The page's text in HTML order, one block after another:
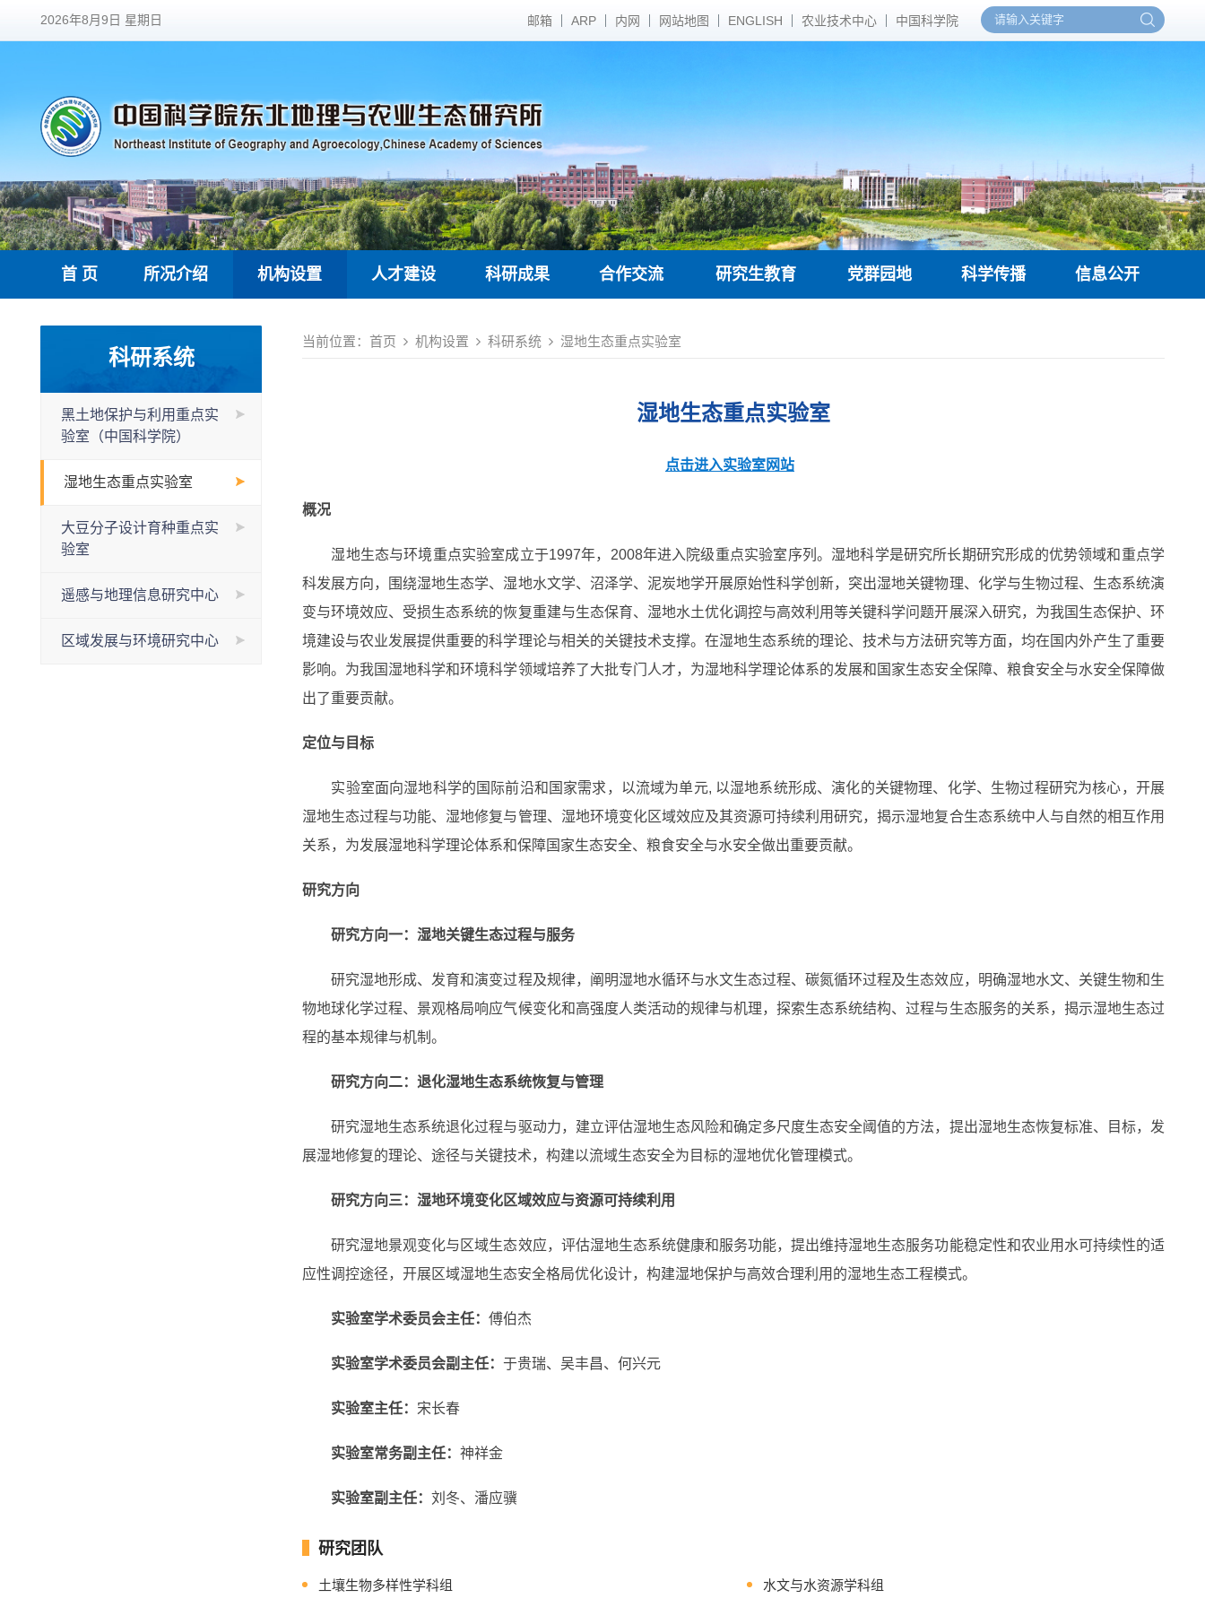
2026年8月9日 星期日 邮箱 ARP 内网 网站地图 ENGLISH 农业技术中心 中国科学院
首 页 所况介绍 机构设置 人才建设 科研成果 合作交流 研究生教育 党群园地 科学传播 信息公开
科研系统
黑土地保护与利用重点实
验室（中国科学院）
湿地生态重点实验室
大豆分子设计育种重点实
验室
遥感与地理信息研究中心
区域发展与环境研究中心
当前位置： 首页 机构设置 科研系统 湿地生态重点实验室
湿地生态重点实验室
点击进入实验室网站
概况
湿地生态与环境重点实验室成立于1997年，2008年进入院级重点实验室序列。湿地科学是研究所长期研究形成的优势领域和重点学
科发展方向，围绕湿地生态学、湿地水文学、沼泽学、泥炭地学开展原始性科学创新，突出湿地关键物理、化学与生物过程、生态系统演
变与环境效应、受损生态系统的恢复重建与生态保育、湿地水土优化调控与高效利用等关键科学问题开展深入研究，为我国生态保护、环
境建设与农业发展提供重要的科学理论与相关的关键技术支撑。在湿地生态系统的理论、技术与方法研究等方面，均在国内外产生了重要
影响。为我国湿地科学和环境科学领域培养了大批专门人才，为湿地科学理论体系的发展和国家生态安全保障、粮食安全与水安全保障做
出了重要贡献。
定位与目标
实验室面向湿地科学的国际前沿和国家需求，以流域为单元, 以湿地系统形成、演化的关键物理、化学、生物过程研究为核心，开展
湿地生态过程与功能、湿地修复与管理、湿地环境变化区域效应及其资源可持续利用研究，揭示湿地复合生态系统中人与自然的相互作用
关系，为发展湿地科学理论体系和保障国家生态安全、粮食安全与水安全做出重要贡献。
研究方向
研究方向一：湿地关键生态过程与服务
研究湿地形成、发育和演变过程及规律，阐明湿地水循环与水文生态过程、碳氮循环过程及生态效应，明确湿地水文、关键生物和生
物地球化学过程、景观格局响应气候变化和高强度人类活动的规律与机理，探索生态系统结构、过程与生态服务的关系，揭示湿地生态过
程的基本规律与机制。
研究方向二：退化湿地生态系统恢复与管理
研究湿地生态系统退化过程与驱动力，建立评估湿地生态风险和确定多尺度生态安全阈值的方法，提出湿地生态恢复标准、目标，发
展湿地修复的理论、途径与关键技术，构建以流域生态安全为目标的湿地优化管理模式。
研究方向三：湿地环境变化区域效应与资源可持续利用
研究湿地景观变化与区域生态效应，评估湿地生态系统健康和服务功能，提出维持湿地生态服务功能稳定性和农业用水可持续性的适
应性调控途径，开展区域湿地生态安全格局优化设计，构建湿地保护与高效合理利用的湿地生态工程模式。
实验室学术委员会主任： 傅伯杰
实验室学术委员会副 主任： 于贵瑞、吴丰昌、何兴元
实验室主任： 宋长春
实验室常务副主任： 神祥金
实验室副主任： 刘冬、 潘应骥
研究团队
土壤生物多样性学科组 水文与水资源学科组